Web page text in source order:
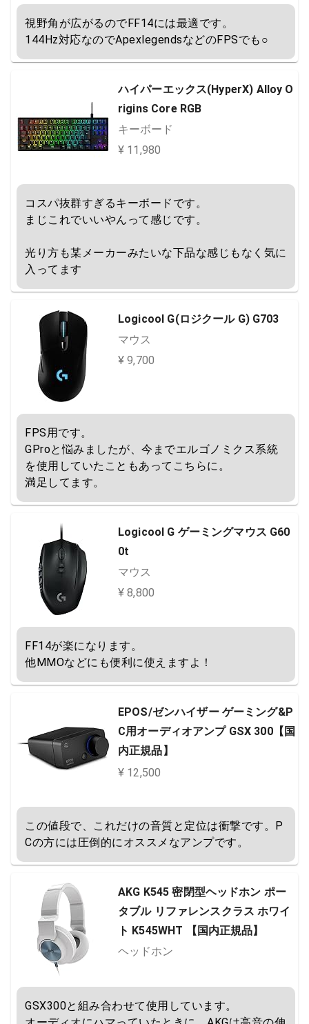
視野角が広がるのでFF14には最適です。
144Hz対応なのでApexlegendsなどのFPSでも○
ハイパーエックス(HyperX) Alloy O
rigins Core RGB
キーボード
¥ 11,980
コスパ抜群すぎるキーボードです。
まじこれでいいやんって感じです。
光り方も某メーカーみたいな下品な感じもなく気に
入ってます
Logicool G(ロジクール G) G703
マウス
¥ 9,700
FPS用です。
GProと悩みましたが、今までエルゴノミクス系統
を使用していたこともあってこちらに。
満足してます。
Logicool G ゲーミングマウス G60
0t
マウス
¥ 8,800
FF14が楽になります。
他MMOなどにも便利に使えますよ！
EPOS/ゼンハイザー ゲーミング&P
C用オーディオアンプ GSX 300【国
内正規品】
¥ 12,500
この値段で、これだけの音質と定位は衝撃です。P
Cの方には圧倒的にオススメなアンプです。
AKG K545 密閉型ヘッドホン ポー
タブル リファレンスクラス ホワイ
ト K545WHT 【国内正規品】
ヘッドホン
GSX300と組み合わせて使用しています。